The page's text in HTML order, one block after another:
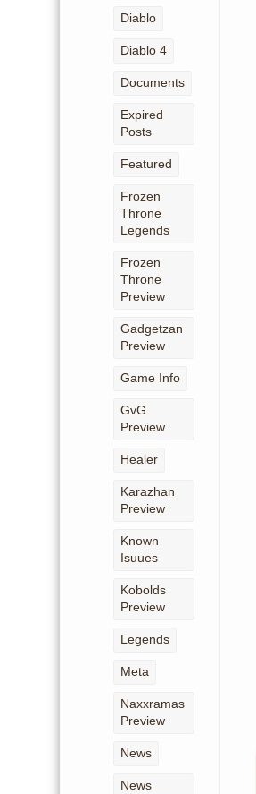
Diablo
Diablo 4
Documents
Expired
Posts
Featured
Frozen
Throne
Legends
Frozen
Throne
Preview
Gadgetzan
Preview
Game Info
GvG
Preview
Healer
Karazhan
Preview
Known
Isuues
Kobolds
Preview
Legends
Meta
Naxxramas
Preview
News
News